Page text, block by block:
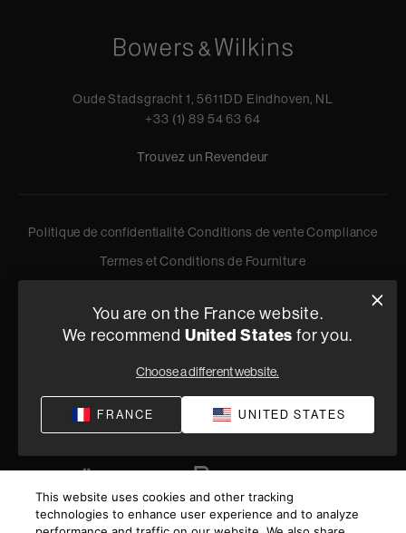
Oude Stadsgracht 1, 5611DD Eindhoven, NL
+33 (1) 89 54 63 64
Trouvez un Revendeur
Politique de confidentialité Conditions de venteCompliance
Termes et Conditions de Fourniture
rights reserved.
You are on the France website.
We recommend United States for you.
Choose a different website.
FRANCE UNITED STATES
This website uses cookies and other tracking
technologies to enhance user experience and to analyze